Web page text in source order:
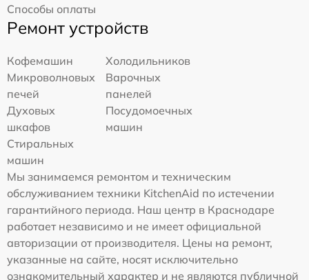
Способы оплаты
Ремонт устройств
Кофемашин
Холодильников
Микроволновых
печей
Варочных
панелей
Духовых
шкафов
Посудомоечных
машин
Стиральных
машин
Мы занимаемся ремонтом и техническим
обслуживанием техники KitchenAid по истечении
гарантийного периода. Наш центр в Краснодаре
работает независимо и не имеет официальной
авторизации от производителя. Цены на ремонт,
указанные на сайте, носят исключительно
ознакомительный характер и не являются публичной